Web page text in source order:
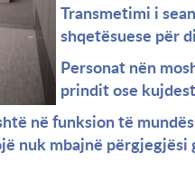
Transmetimi i
shqetësuese për
Personat nën
prindit ose
në funksion të
nuk mbajnë